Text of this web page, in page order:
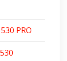
PRO